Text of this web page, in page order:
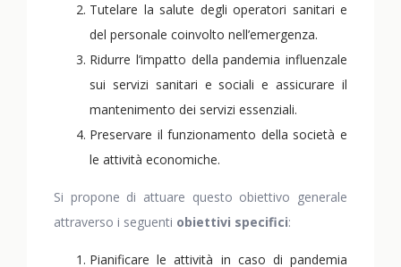
Tutelare la salute degli operatori sanitari e
del personale coinvolto nell’emergenza.
Ridurre l’impatto della pandemia influenzale
sui servizi sanitari e sociali e assicurare il
mantenimento dei servizi essenziali.
Preservare il funzionamento della società e
le attività economiche.
Si propone di attuare questo obiettivo generale
attraverso i seguenti obiettivi specifici:
Pianificare le attività in caso di pandemia